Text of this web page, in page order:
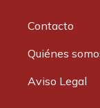
Contacto
Quiénes
Aviso Legal